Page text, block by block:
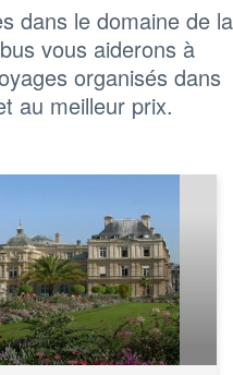
dans le domaine de la
vous aiderons à
organisés dans
au meilleur prix.